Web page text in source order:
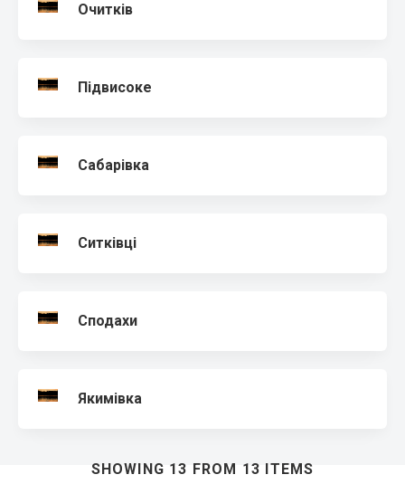
Очитків
Підвисоке
Сабарівка
Ситківці
Сподахи
Якимівка
SHOWING 13 FROM 13 ITEMS